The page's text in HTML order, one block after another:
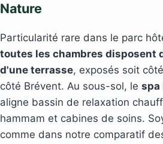
Nature
Particularité rare dans le parc
toutes les chambres disposent
d'une terrasse, exposés soit
côté Brévent. Au sous-sol, le spa
aligne bassin de relaxation
hammam et cabines de soins.
comme dans notre comparatif